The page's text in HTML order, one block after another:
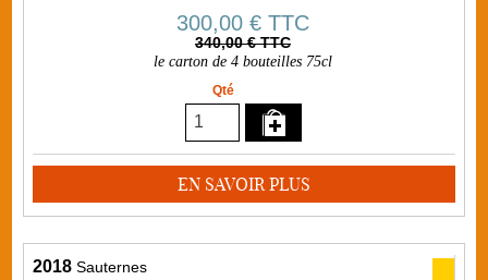
300,00 € TTC
340,00 € TTC
le carton de 4 bouteilles 75cl
Qté
EN SAVOIR PLUS
2018 Sauternes